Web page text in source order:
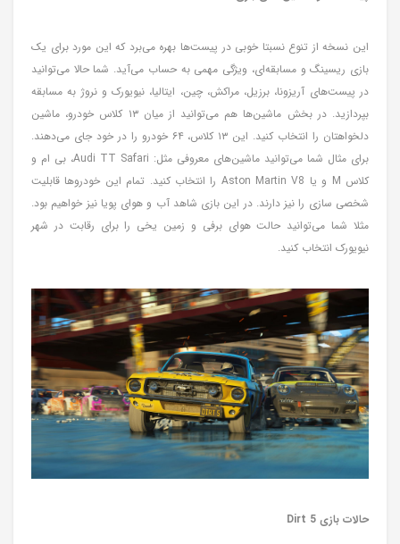
این نسخه از تنوع نسبتا خوبی در پیست‌ها بهره می‌برد که این مورد برای یک
بازی ریسینگ و مسابقه‌ای، ویژگی مهمی به حساب می‌آید. شما حالا می‌توانید
در پیست‌های آریزونا، برزیل، مراکش، چین، ایتالیا، نیویورک و نروژ به مسابقه
بپردازید. در بخش ماشین‌ها هم می‌توانید از میان ۱۳ کلاس خودرو، ماشین
دلخواهتان را انتخاب کنید. این ۱۳ کلاس، ۶۴ خودرو را در خود جای می‌دهند.
برای مثال شما می‌توانید ماشین‌های معروفی مثل: Audi TT Safari، بی ام و
کلاس M و یا Aston Martin V8 را انتخاب کنید. تمام این خودروها قابلیت
شخصی سازی را نیز دارند. در این بازی شاهد آب و هوای پویا نیز خواهیم بود.
مثلا شما می‌توانید حالت هوای برفی و زمین یخی را برای رقابت در شهر
نیویورک انتخاب کنید.
حالات بازی Dirt 5